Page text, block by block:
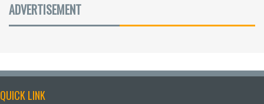
ADVERTISEMENT
QUICK LINK